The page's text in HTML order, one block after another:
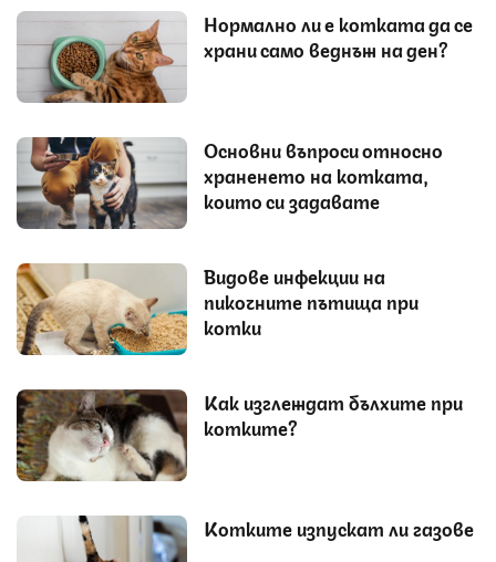
Нормално ли е котката да се
храни само веднъж на ден?
Основни въпроси относно
храненето на котката,
които си задавате
Видове инфекции на
пикочните пътища при
котки
Как изглеждат бълхите при
котките?
Котките изпускат ли газове